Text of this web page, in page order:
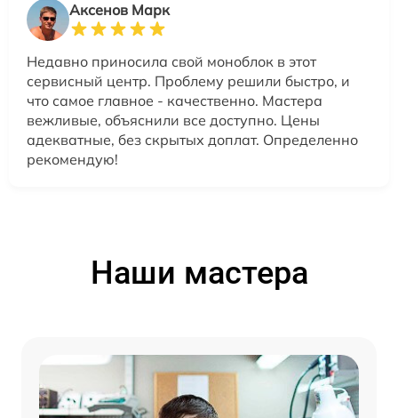
Аксенов Марк
Недавно приносила свой моноблок в этот
сервисный центр. Проблему решили быстро, и
что самое главное - качественно. Мастера
вежливые, объяснили все доступно. Цены
адекватные, без скрытых доплат. Определенно
рекомендую!
Наши мастера